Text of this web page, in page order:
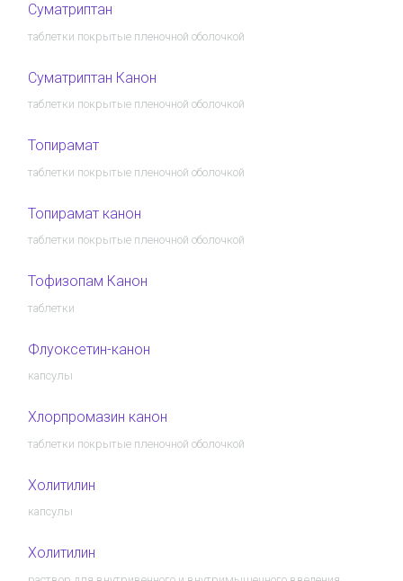
Суматриптан
таблетки покрытые пленочной оболочкой
Суматриптан Канон
таблетки покрытые пленочной оболочкой
Топирамат
таблетки покрытые пленочной оболочкой
Топирамат канон
таблетки покрытые пленочной оболочкой
Тофизопам Канон
таблетки
Флуоксетин-канон
капсулы
Хлорпромазин канон
таблетки покрытые пленочной оболочкой
Холитилин
капсулы
Холитилин